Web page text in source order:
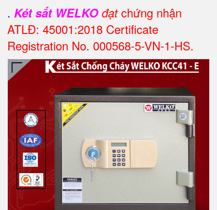
. Két sắt WELKO đạtchứng nhận
ATLĐ: 45001:2018 Certificate
Registration No. 000568-5-VN-1-HS.